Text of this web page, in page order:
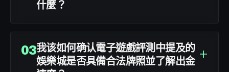
什麼？
03我该如何确认電子遊戲評測中提及的
娛樂城是否具備合法牌照並了解出金 +